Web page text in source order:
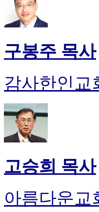
구봉주 목사
감사한인교
고승희 목사
아름다운교